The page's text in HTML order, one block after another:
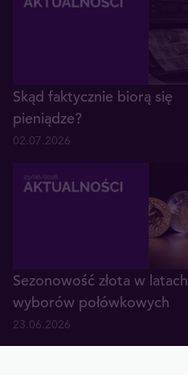
Skąd faktycznie biorą się
pieniądze?
02.07.2026
Sezonowość złota w latach
wyborów połówkowych
23.06.2026